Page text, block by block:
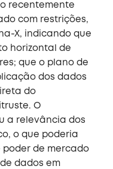
recentemente
com restrições,
X, indicando que
horizontal de
que o plano de
dos dados
do
O
a relevância dos
o que poderia
poder de mercado
dados em